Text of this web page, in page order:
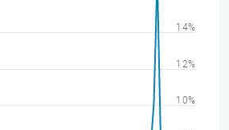
10%
12%
14%